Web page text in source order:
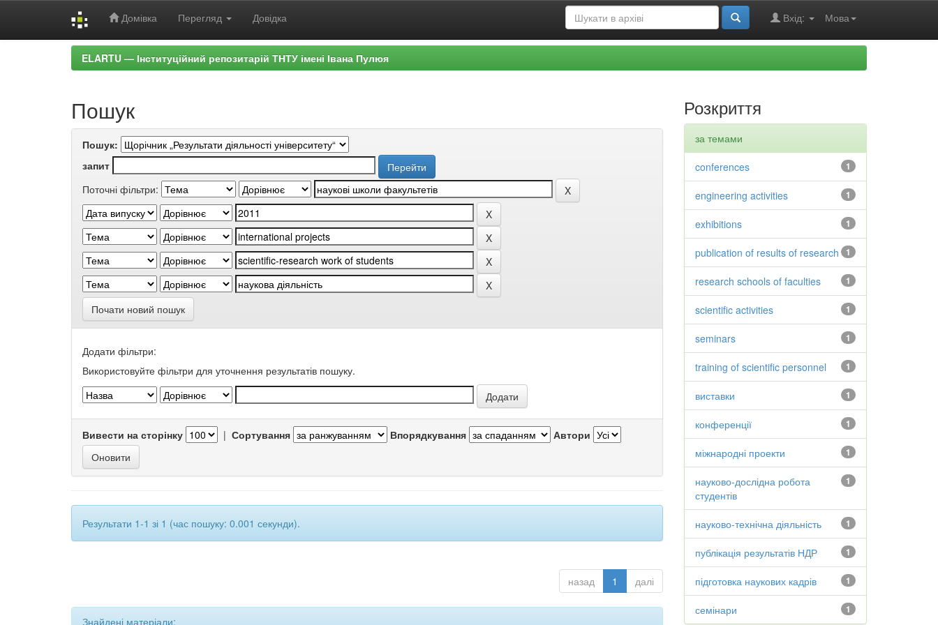
Домівка Перегляд Довідка Мова
Вхід:
ELARTU — Інституційний репозитарій ТНТУ імені Івана Пулюя
Пошук
Пошук:
запит
Поточні фільтри:
Почати новий пошук
Додати фільтри:
Використовуйте фільтри для уточнення результатів пошуку.
Вивести на сторінку | Сортування Впорядкування Автори
Результати 1-1 зі 1 (час пошуку: 0.001 секунди).
назад 1 далі
Знайдені матеріали:
Розкриття
за темами
1
conferences
1
engineering activities
1
exhibitions
1
publication of results of research
1
research schools of faculties
1
scientific activities
1
seminars
1
training of scientific personnel
1
виставки
1
конференції
1
міжнародні проекти
1
науково-дослідна робота
студентів
1
науково-технічна діяльність
1
публікація результатів НДР
1
підготовка наукових кадрів
1
семінари